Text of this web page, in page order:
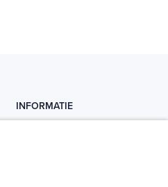
INFORMATIE